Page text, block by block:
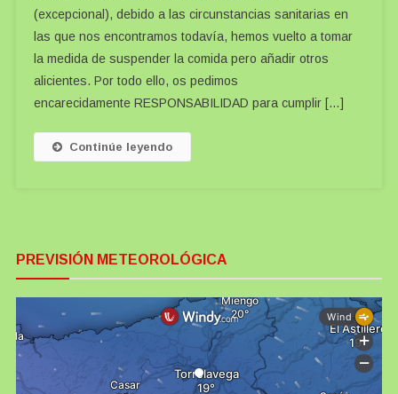
(excepcional), debido a las circunstancias sanitarias en
las que nos encontramos todavía, hemos vuelto a tomar
la medida de suspender la comida pero añadir otros
alicientes. Por todo ello, os pedimos
encarecidamente RESPONSABILIDAD para cumplir […]
Continúe leyendo
PREVISIÓN METEOROLÓGICA